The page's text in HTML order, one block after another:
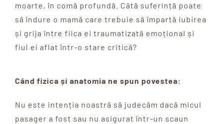
moarte, în comă profundă. Câtă suferință poate
să îndure o mamă care trebuie să împartă iubirea
și grija între fiica ei traumatizată emoțional și
fiul ei aflat într-o stare critică?
Când fizica și anatomia ne spun povestea:
Nu este intenția noastră să judecăm dacă micul
pasager a fost sau nu asigurat într-un scaun